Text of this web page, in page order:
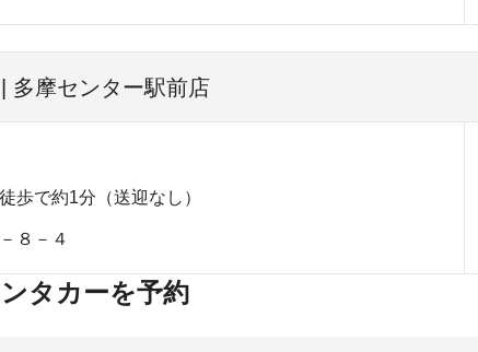
多摩センター駅前店
歩で約1分（送迎なし）
８－４
タカーを予約